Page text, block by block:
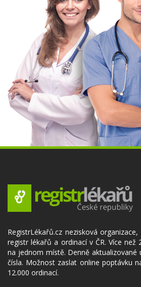
RegistrLékařů.cz nezisková
registr lékařů a ordinací v ČR. Více než
na jednom místě. Denně aktualizované
čísla. Možnost zaslat online poptávku
12.000 ordinací.